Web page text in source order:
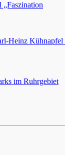
Heinz Kühnapfel
im Ruhrgebiet